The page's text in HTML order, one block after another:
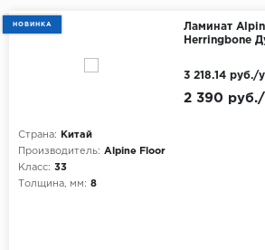
НОВИНКА
Ламинат
Herringbone
Страна:
Китай
Производитель: Alpine Floor
Класс: 33
Толщина, мм: 8
2 390
3 218.14 руб./